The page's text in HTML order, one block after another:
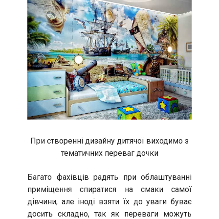
При створенні дизайну дитячої виходимо з
тематичних переваг дочки
Багато фахівців радять при облаштуванні
приміщення спиратися на смаки самої
дівчини, але іноді взяти їх до уваги буває
досить складно, так як переваги можуть